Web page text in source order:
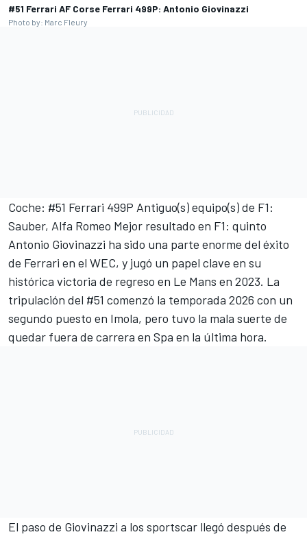
#51 Ferrari AF Corse Ferrari 499P: Antonio Giovinazzi
Photo by: Marc Fleury
Coche: #51 Ferrari 499P Antiguo(s) equipo(s) de F1:
Sauber, Alfa Romeo Mejor resultado en F1: quinto
Antonio Giovinazzi ha sido una parte enorme del éxito
de Ferrari en el WEC, y jugó un papel clave en su
histórica victoria de regreso en Le Mans en 2023. La
tripulación del #51 comenzó la temporada 2026 con un
segundo puesto en Imola, pero tuvo la mala suerte de
quedar fuera de carrera en Spa en la última hora.
El paso de Giovinazzi a los sportscar llegó después de